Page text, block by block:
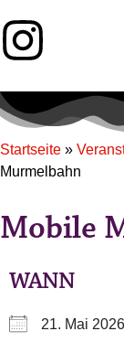
Startseite »
Murmelbahn
Mobile
WANN
21. Mai